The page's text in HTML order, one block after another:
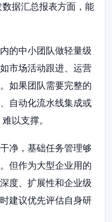
据汇总报表方面，能
的中小团队做轻量级
市场活动跟进、运营
如果团队需要完整的
自动化流水线集成或
以支撑。
净，基础任务管理够
但作为大型企业用的
度、扩展性和企业级
建议优先评估自身研